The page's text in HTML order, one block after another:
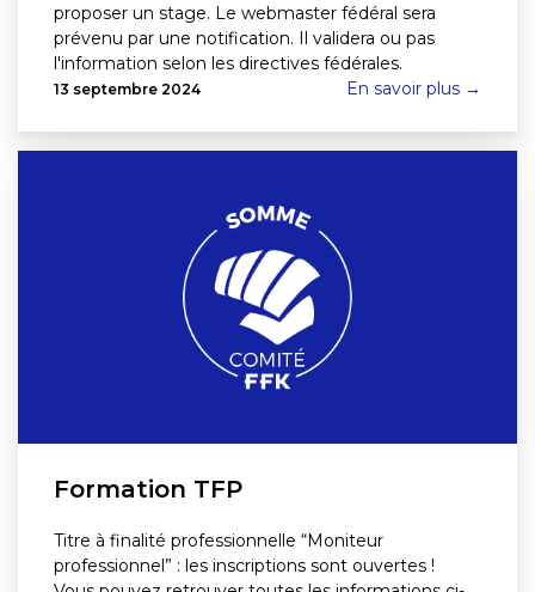
proposer un stage. Le webmaster fédéral sera
prévenu par une notification. Il validera ou pas
l'information selon les directives fédérales.
13 septembre 2024 En savoir plus →
Formation TFP
Titre à finalité professionnelle “Moniteur
professionnel” : les inscriptions sont ouvertes !